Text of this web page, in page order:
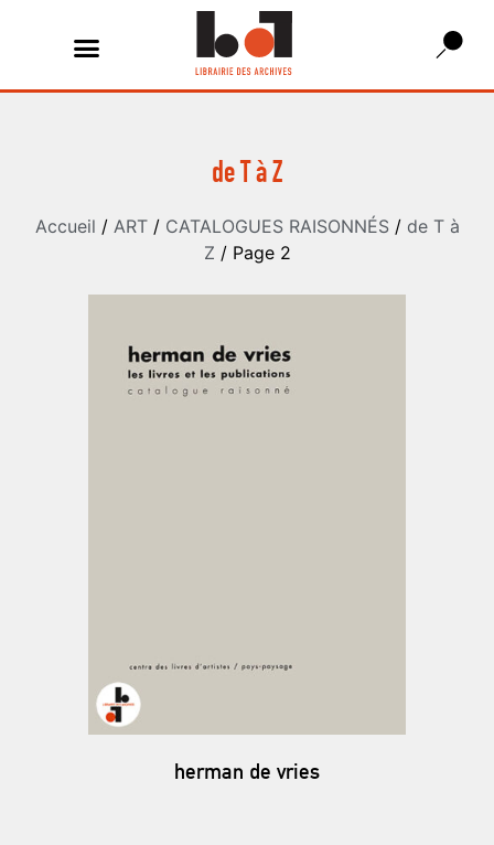
de T à Z
Accueil / ART/ CATALOGUES RAISONNÉS/ de T à
Z / Page 2
herman de vries